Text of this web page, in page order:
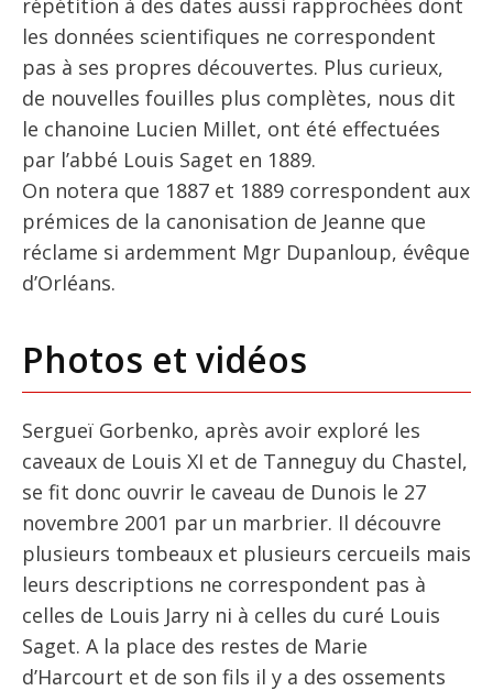
les données scientifiques ne correspondent
pas à ses propres découvertes. Plus curieux,
de nouvelles fouilles plus complètes, nous dit
le chanoine Lucien Millet, ont été effectuées
par l’abbé Louis Saget en 1889.
On notera que 1887 et 1889 correspondent aux
prémices de la canonisation de Jeanne que
réclame si ardemment Mgr Dupanloup, évêque
d’Orléans.
Photos et vidéos
Sergueï Gorbenko, après avoir exploré les
caveaux de Louis XI et de Tanneguy du Chastel,
se fit donc ouvrir le caveau de Dunois le 27
novembre 2001 par un marbrier. Il découvre
plusieurs tombeaux et plusieurs cercueils mais
leurs descriptions ne correspondent pas à
celles de Louis Jarry ni à celles du curé Louis
Saget. A la place des restes de Marie
d’Harcourt et de son fils il y a des ossements